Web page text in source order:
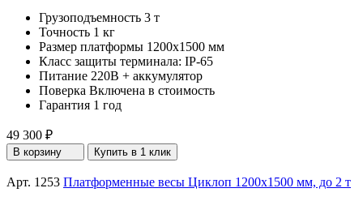
Грузоподъемность 3 т
Точность 1 кг
Размер платформы 1200х1500 мм
Класс защиты терминала: IP-65
Питание 220В + аккумулятор
Поверка Включена в стоимость
Гарантия 1 год
49 300 ₽
В корзину Купить в 1 клик
Арт. 1253 Платформенные весы Циклоп 1200х1500 мм, до 2 т